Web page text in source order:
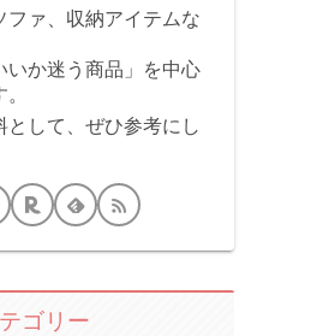
ファ、収納アイテムな
いか迷う商品」を中心
として、ぜひ参考にし
ゴリー